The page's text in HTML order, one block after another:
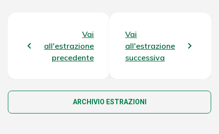
Vai
all'estrazione
precedente
Vai
all'estrazione
successiva
ARCHIVIO ESTRAZIONI